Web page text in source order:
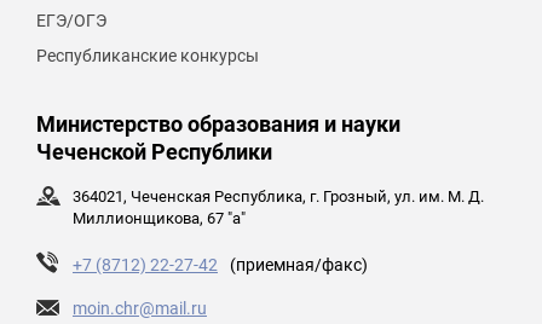
ЕГЭ/ОГЭ
Республиканские конкурсы
Министерство образования и науки
Чеченской Республики
364021, Чеченская Республика, г. Грозный, ул. им. М. Д.
Миллионщикова, 67 "а"
+7 (8712) 22-27-42 (приемная/факс)
moin.chr@mail.ru